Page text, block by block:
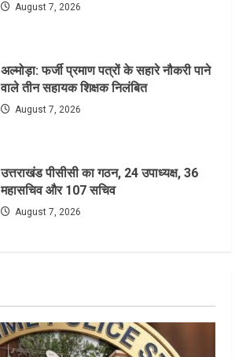
August 7, 2026
अल्मोड़ा: फर्जी प्रमाण पत्रों के सहारे नौकरी पाने
वाले तीन सहायक शिक्षक निलंबित
August 7, 2026
उत्तराखंड पीसीसी का गठन, 24 उपाध्यक्ष, 36
महासचिव और 107 सचिव
August 7, 2026